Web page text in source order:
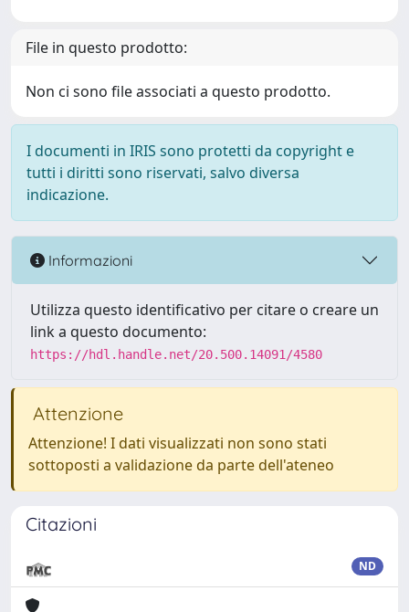
File in questo prodotto:
Non ci sono file associati a questo prodotto.
I documenti in IRIS sono protetti da copyright e
tutti i diritti sono riservati, salvo diversa
indicazione.
Informazioni
Utilizza questo identificativo per citare o creare un
link a questo documento:
https://hdl.handle.net/20.500.14091/4580
Attenzione
Attenzione! I dati visualizzati non sono stati
sottoposti a validazione da parte dell'ateneo
Citazioni
ND